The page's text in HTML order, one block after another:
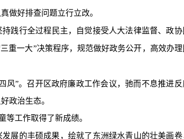
做好排查问题立行立改。
践行全过程民主，自觉接受人大法律监督、政协
重一大”决策程序，规范做好政务公开，高效办理
风”。召开区政府廉政工作会议，驰而不息推进反
政治生态。
等工作取得了新成绩。
展的丰硕成果，绘就了东洲绿水青山的壮美画卷